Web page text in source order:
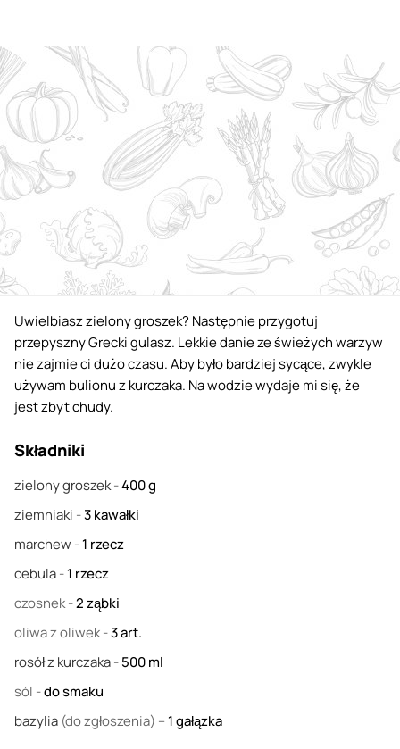
Uwielbiasz zielony groszek? Następnie przygotuj
przepyszny Grecki gulasz. Lekkie danie ze świeżych warzyw
nie zajmie ci dużo czasu. Aby było bardziej sycące, zwykle
używam bulionu z kurczaka. Na wodzie wydaje mi się, że
jest zbyt chudy.
Składniki
zielony groszek-400g
ziemniaki -3kawałki
marchew -1 rzecz
cebula-1 rzecz
czosnek-2ząbki
oliwa z oliwek-3art.
rosół z kurczaka-500ml
sól -do smaku
bazylia (do zgłoszenia) –1gałązka